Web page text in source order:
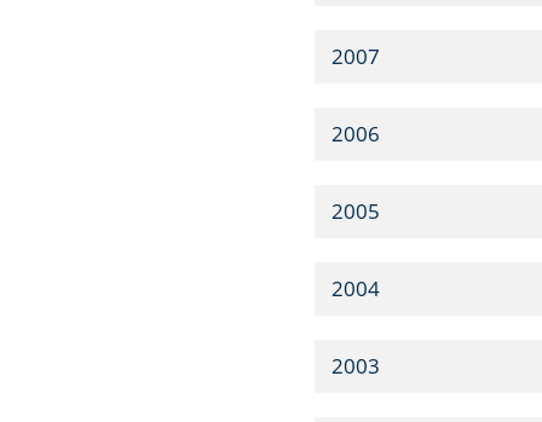
2007
2006
2005
2004
2003